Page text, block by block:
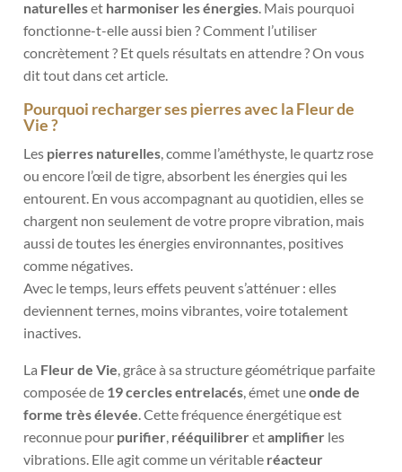
naturelleset harmoniser les énergies. Mais pourquoi
fonctionne-t-elle aussi bien ? Comment l’utiliser
concrètement ? Et quels résultats en attendre ? On vous
dit tout dans cet article.
Pourquoi recharger ses pierres avec la Fleur de
Vie ?
Les pierres naturelles, comme l’améthyste, le quartz rose
ou encore l’œil de tigre, absorbent les énergies qui les
entourent. En vous accompagnant au quotidien, elles se
chargent non seulement de votre propre vibration, mais
aussi de toutes les énergies environnantes, positives
comme négatives.
Avec le temps, leurs effets peuvent s’atténuer : elles
deviennent ternes, moins vibrantes, voire totalement
inactives.
La Fleur de Vie, grâce à sa structure géométrique parfaite
composée de 19 cercles entrelacés, émet uneonde de
forme très élevée. Cette fréquence énergétique est
reconnue pour purifier, rééquilibreretamplifier les
vibrations. Elle agit comme un véritable réacteur